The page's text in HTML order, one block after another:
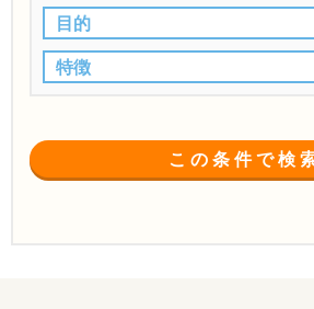
目的
特徴
この条件で検